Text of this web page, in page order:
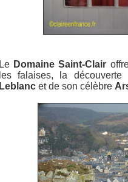
Le Domaine Saint-Clair
les falaises, la
Leblanc et de son célèbre